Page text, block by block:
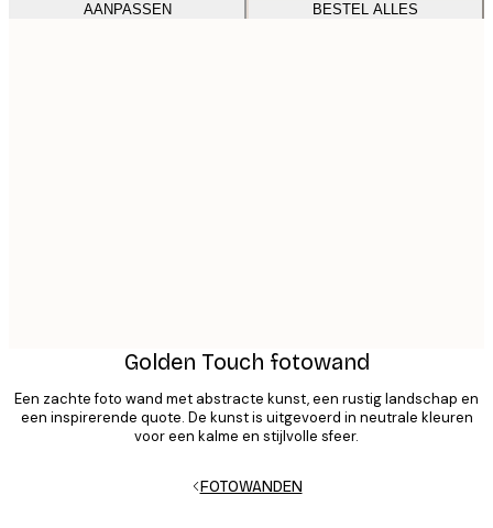
AANPASSEN BESTEL ALLES
Golden Touch fotowand
Een zachte foto wand met abstracte kunst, een rustig landschap en
een inspirerende quote. De kunst is uitgevoerd in neutrale kleuren
voor een kalme en stijlvolle sfeer.
FOTOWANDEN